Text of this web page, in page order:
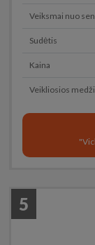
Veiksmai nuo
Sudėtis
Kaina
Veikliosios
5